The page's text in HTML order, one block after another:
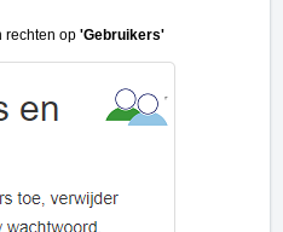
rechten op 'Gebruikers'